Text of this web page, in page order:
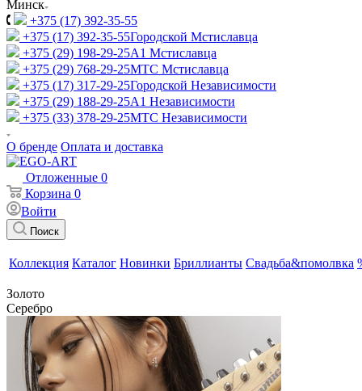
Минск
+375 (17) 392-35-55
+375 (17) 392-35-55Городской Мстиславца
+375 (29) 198-29-25A1 Мстиславца
+375 (29) 768-29-25МТС Мстиславца
+375 (17) 317-29-25Городской Независимости
+375 (29) 188-29-25A1 Независимости
+375 (33) 378-29-25МТС Независимости
О бренде Оплата и доставка
Отложенные 0
Корзина 0
Войти
Поиск
Коллекция Каталог Новинки Бриллианты Свадьба&помолвка
Золото
Серебро